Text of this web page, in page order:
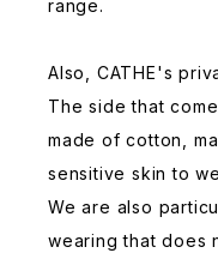
range.
Also, CATHE's
The side that
made of cotton,
sensitive skin to
We are also
wearing that does